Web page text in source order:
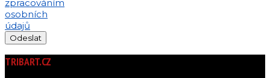
zpracováním
osobních
údajů
TRIBART.CZ